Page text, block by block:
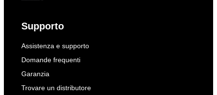
Supporto
Assistenza e supporto
Domande frequenti
Garanzia
Trovare un distributore